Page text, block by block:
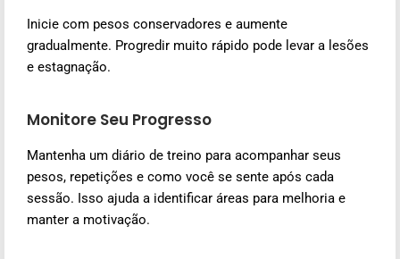
Inicie com pesos conservadores e aumente
gradualmente. Progredir muito rápido pode levar a lesões
e estagnação.
Monitore Seu Progresso
Mantenha um diário de treino para acompanhar seus
pesos, repetições e como você se sente após cada
sessão. Isso ajuda a identificar áreas para melhoria e
manter a motivação.